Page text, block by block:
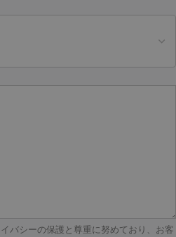
バシーの保護と尊重に努めており、お客